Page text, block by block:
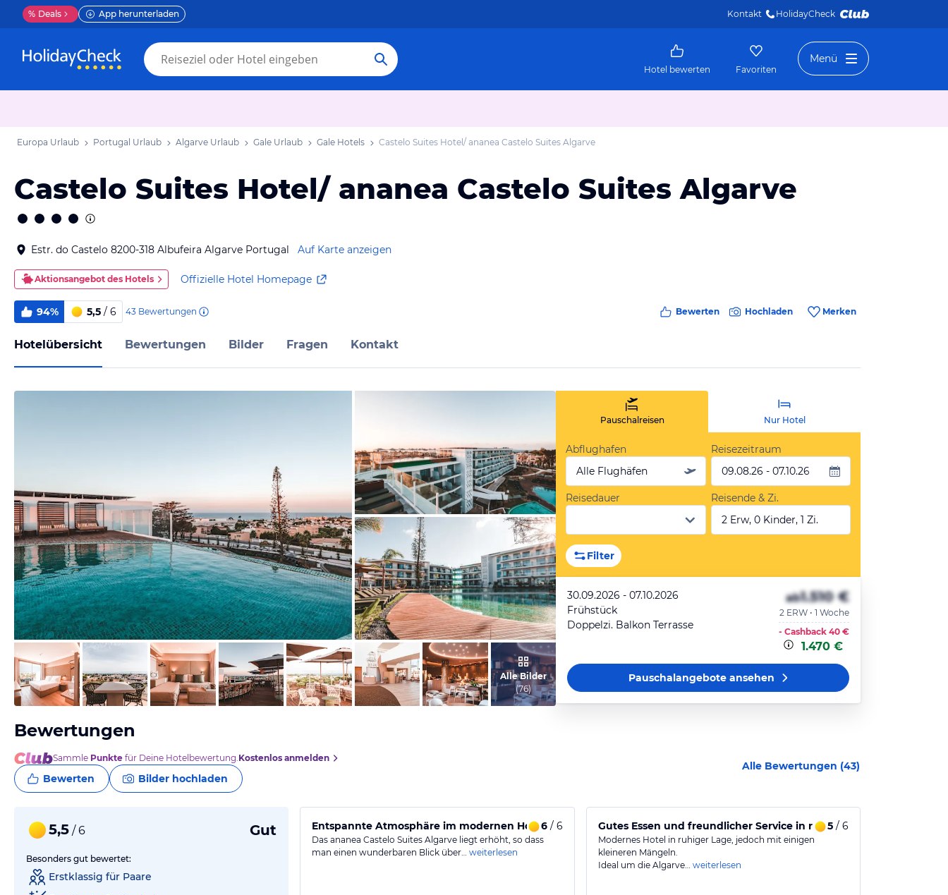
% Deals App herunterladen Kontakt HolidayCheck
Hotel bewerten Favoriten
Menü
Europa Urlaub Portugal Urlaub Algarve Urlaub Gale Urlaub Gale Hotels Castelo Suites Hotel/ ananea Castelo Suites Algarve
Castelo Suites Hotel/ ananea Castelo Suites Algarve
Estr. do Castelo 8200-318 Albufeira Algarve Portugal Auf Karte anzeigen
Aktionsangebot des Hotels Offizielle Hotel Homepage
94% 5,5 / 6 43 Bewertungen Bewerten Hochladen Merken
Hotelübersicht Bewertungen Bilder Fragen Kontakt
vom Hotelier, August 2025
vom Hotelier, August 2025
vom Hotelier, August 2025
Alle Bilder
(76)
Pauschalreisen Nur Hotel
Abflughafen
Alle Flughäfen
Reisezeitraum
09.08.26 - 07.10.26
Reisedauer
Reisende & Zi.
2 Erw, 0 Kinder, 1 Zi.
Filter
30.09.2026 - 07.10.2026
Frühstück
Doppelzi. Balkon Terrasse
ab1.510 €
2 ERW • 1 Woche
- Cashback 40 €
1.470 €
Pauschalangeboteansehen
Bewertungen
Sammle Punkte für Deine Hotelbewertung.Kostenlos anmelden
Bewerten Bilder hochladen
Alle Bewertungen (43)
5,5 / 6 Gut
Besonders gut bewertet:
Erstklassig für Paare
Entspannte Atmosphäre im modernen Hotel mit exzellentem Frühstück
6/ 6
Das ananea Castelo Suites Algarve liegt erhöht, so dass
man einen wunderbaren Blick über… weiterlesen
Gutes Essen und freundlicher Service in ruhiger Umgebung
5/ 6
Modernes Hotel in ruhiger Lage, jedoch mit einigen
kleineren Mängeln.
Ideal um die Algarve… weiterlesen